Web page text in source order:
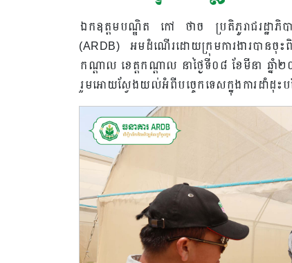
ឯកឧត្តមបណ្ឌិត​ កៅ​ ថាច​ ប្រតិភូ​រាជរដ្ឋាភិ
(ARDB) ​អមដំណេីរដោយក្រុមការងារ​បានចុ
កណ្តាល​ ខេត្តកណ្តាល​ នាថ្ងៃទី​០៨​ ខែមីនា​ ឆ្ន
រួម​អោយស្វែងយល់អំពីបច្ចេកទេសក្នុងការដាំដុះប